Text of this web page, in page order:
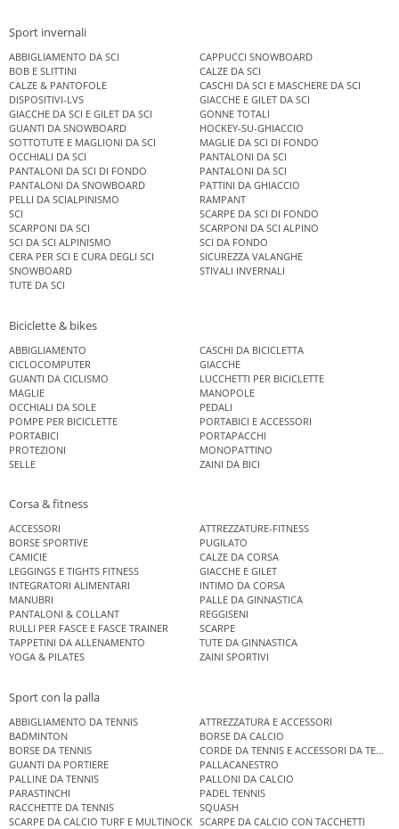
Sport invernali
ABBIGLIAMENTO DA SCI
CAPPUCCI SNOWBOARD
BOB E SLITTINI
CALZE DA SCI
CALZE & PANTOFOLE
CASCHI DA SCI E MASCHERE DA SCI
DISPOSITIVI-LVS
GIACCHE E GILET DA SCI
GIACCHE DA SCI E GILET DA SCI
GONNE TOTALI
GUANTI DA SNOWBOARD
HOCKEY-SU-GHIACCIO
SOTTOTUTE E MAGLIONI DA SCI
MAGLIE DA SCI DI FONDO
OCCHIALI DA SCI
PANTALONI DA SCI
PANTALONI DA SCI DI FONDO
PANTALONI DA SCI
PANTALONI DA SNOWBOARD
PATTINI DA GHIACCIO
PELLI DA SCIALPINISMO
RAMPANT
SCI
SCARPE DA SCI DI FONDO
SCARPONI DA SCI
SCARPONI DA SCI ALPINO
SCI DA SCI ALPINISMO
SCI DA FONDO
CERA PER SCI E CURA DEGLI SCI
SICUREZZA VALANGHE
SNOWBOARD
STIVALI INVERNALI
TUTE DA SCI
Biciclette & bikes
ABBIGLIAMENTO
CASCHI DA BICICLETTA
CICLOCOMPUTER
GIACCHE
GUANTI DA CICLISMO
LUCCHETTI PER BICICLETTE
MAGLIE
MANOPOLE
OCCHIALI DA SOLE
PEDALI
POMPE PER BICICLETTE
PORTABICI E ACCESSORI
PORTABICI
PORTAPACCHI
PROTEZIONI
MONOPATTINO
SELLE
ZAINI DA BICI
Corsa & fitness
ACCESSORI
ATTREZZATURE-FITNESS
BORSE SPORTIVE
PUGILATO
CAMICIE
CALZE DA CORSA
LEGGINGS E TIGHTS FITNESS
GIACCHE E GILET
INTEGRATORI ALIMENTARI
INTIMO DA CORSA
MANUBRI
PALLE DA GINNASTICA
PANTALONI & COLLANT
REGGISENI
RULLI PER FASCE E FASCE TRAINER
SCARPE
TAPPETINI DA ALLENAMENTO
TUTE DA GINNASTICA
YOGA & PILATES
ZAINI SPORTIVI
Sport con la palla
ABBIGLIAMENTO DA TENNIS
ATTREZZATURA E ACCESSORI
BADMINTON
BORSE DA CALCIO
BORSE DA TENNIS
CORDE DA TENNIS E ACCESSORI DA TENNIS
GUANTI DA PORTIERE
PALLACANESTRO
PALLINE DA TENNIS
PALLONI DA CALCIO
PARASTINCHI
PADEL TENNIS
RACCHETTE DA TENNIS
SQUASH
SCARPE DA CALCIO TURF E MULTINOCK SCARPE DA CALCIO CON TACCHETTI